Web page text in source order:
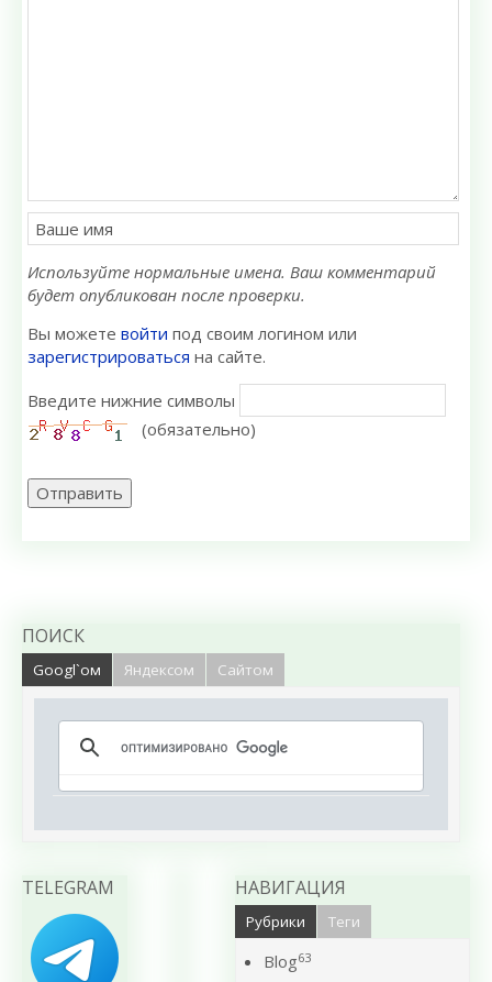
Используйте нормальные имена. Ваш комментарий
будет опубликован после проверки.
Вы можете войти под своим логином или
зарегистрироваться на сайте.
Введите нижние символы
(обязательно)
Отправить
ПОИСК
Googl`ом Яндексом Сайтом
TELEGRAM НАВИГАЦИЯ
Рубрики Теги
Blog63